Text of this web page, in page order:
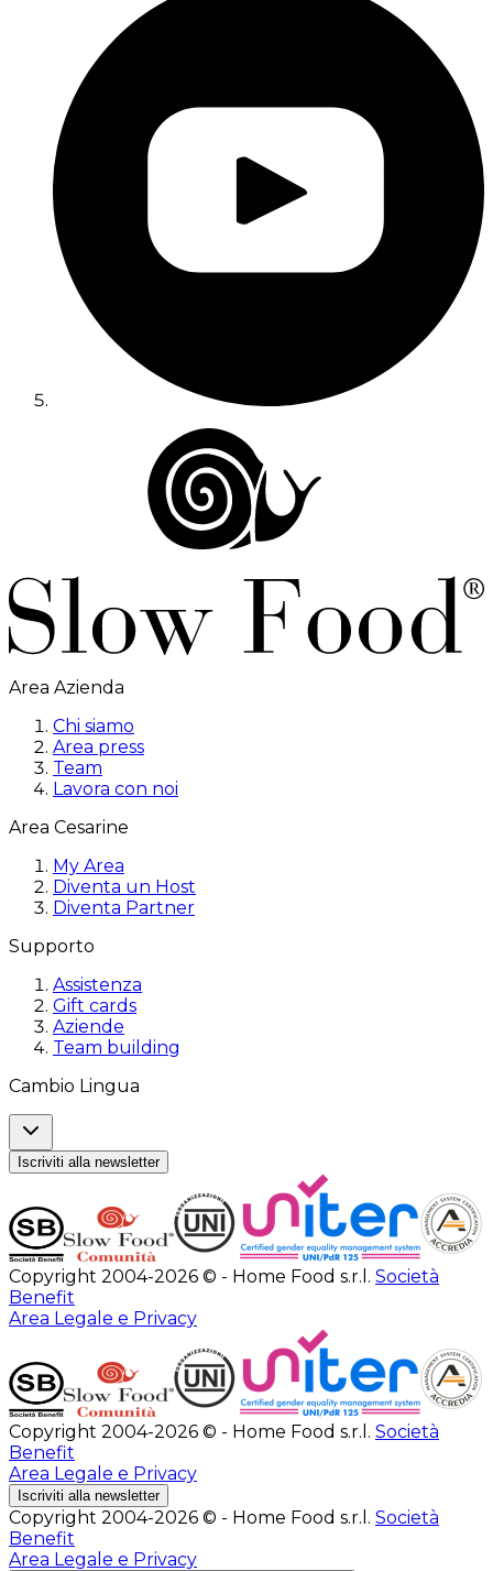
Area Azienda
Chi siamo
Area press
Team
Lavora con noi
Area Cesarine
My Area
Diventa un Host
Diventa Partner
Supporto
Assistenza
Gift cards
Aziende
Team building
Cambio Lingua
Iscriviti alla newsletter
Copyright 2004-2026 © - Home Food s.r.l. Società
Benefit
Area Legale e Privacy
Copyright 2004-2026 © - Home Food s.r.l. Società
Benefit
Area Legale e Privacy
Iscriviti alla newsletter
Copyright 2004-2026 © - Home Food s.r.l. Società
Benefit
Area Legale e Privacy